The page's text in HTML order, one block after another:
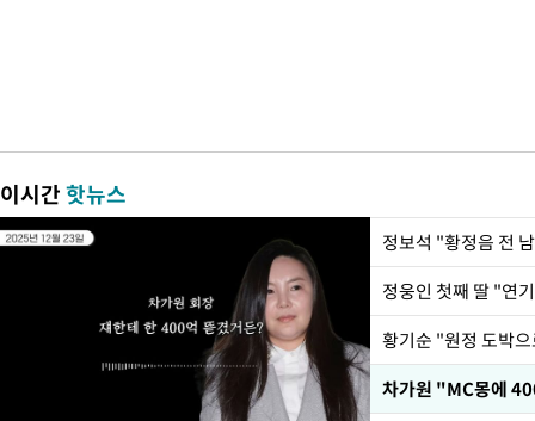
이시간핫뉴스
정웅인 첫째 딸 "연
황기순 "원정 도박